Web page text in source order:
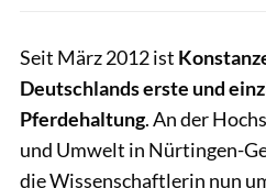
Seit März 2012 ist
Deutschlands erste und
Pferdehaltung. An der
und Umwelt in Nürtingen-
die Wissenschaftlerin nun